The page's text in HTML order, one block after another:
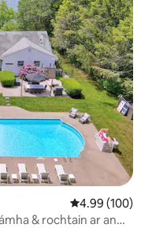
Meánrátáil
4.99 (100)
& rochtain ar an